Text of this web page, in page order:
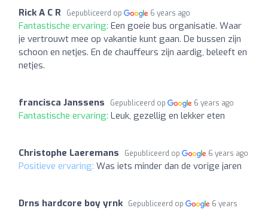
Rick A C R Gepubliceerd op 6 years ago
Fantastische ervaring: Een goeie bus organisatie. Waar
je vertrouwt mee op vakantie kunt gaan. De bussen zijn
schoon en netjes. En de chauffeurs zijn aardig, beleeft en
netjes.
francisca Janssens Gepubliceerd op 6 years ago
Fantastische ervaring: Leuk, gezellig en lekker eten
Christophe Laeremans Gepubliceerd op 6 years ago
Positieve ervaring: Was iets minder dan de vorige jaren
Drns hardcore boy yrnk Gepubliceerd op
6 years